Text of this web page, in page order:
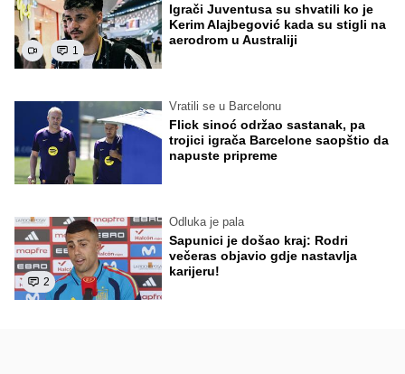
1
Igrači Juventusa su shvatili ko je
Kerim Alajbegović kada su stigli na
aerodrom u Australiji
Vratili se u Barcelonu
Flick sinoć održao sastanak, pa
trojici igrača Barcelone saopštio da
napuste pripreme
2
Odluka je pala
Sapunici je došao kraj: Rodri
večeras objavio gdje nastavlja
karijeru!